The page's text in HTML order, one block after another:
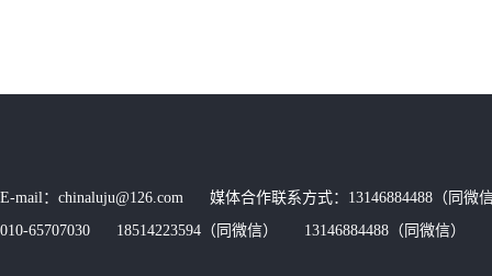
E-mail：chinaluju@126.com 媒体合作联系方式：13146884488（同微
010-65707030 18514223594（同微信） 13146884488（同微信）